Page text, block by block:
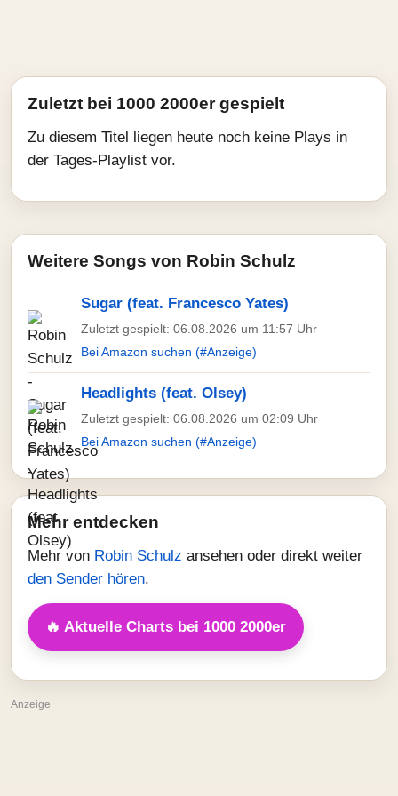
Zuletzt bei 1000 2000er gespielt
Zu diesem Titel liegen heute noch keine Plays in
der Tages-Playlist vor.
Weitere Songs von Robin Schulz
Sugar (feat. Francesco Yates)
Zuletzt gespielt: 06.08.2026 um 11:57 Uhr
Bei Amazon suchen (#Anzeige)
Headlights (feat. Olsey)
Zuletzt gespielt: 06.08.2026 um 02:09 Uhr
Bei Amazon suchen (#Anzeige)
Mehr entdecken
Mehr von Robin Schulz ansehen oder direkt weiter
den Sender hören.
🔥 Aktuelle Charts bei 1000 2000er
Anzeige